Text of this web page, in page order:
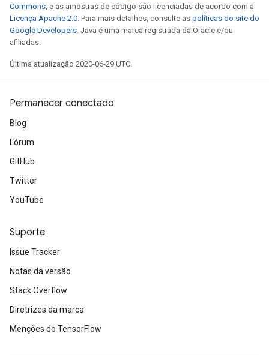
Commons, e as amostras de código são licenciadas de acordo com a
Licença Apache 2.0. Para mais detalhes, consulte as políticas do site do
Google Developers. Java é uma marca registrada da Oracle e/ou
afiliadas.
Última atualização 2020-06-29 UTC.
Permanecer conectado
Blog
Fórum
GitHub
Twitter
YouTube
Suporte
Issue Tracker
Notas da versão
Stack Overflow
Diretrizes da marca
Menções do TensorFlow